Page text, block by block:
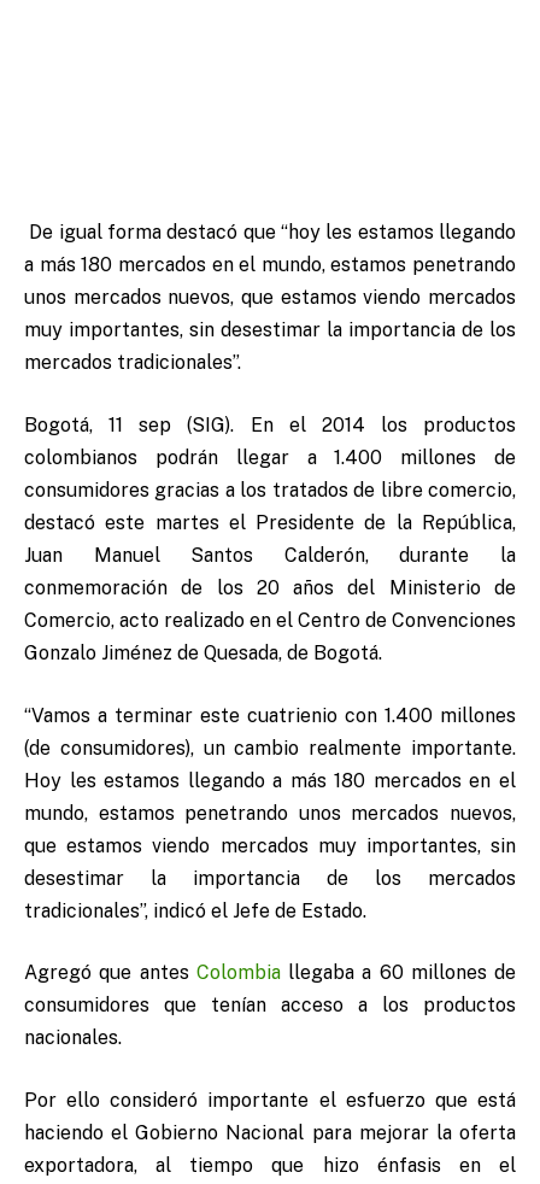
De igual forma destacó que “hoy les estamos llegando
a más 180 mercados en el mundo, estamos penetrando
unos mercados nuevos, que estamos viendo mercados
muy importantes, sin desestimar la importancia de los
mercados tradicionales”.
Bogotá, 11 sep (SIG). En el 2014 los productos
colombianos podrán llegar a 1.400 millones de
consumidores gracias a los tratados de libre comercio,
destacó este martes el Presidente de la República,
Juan Manuel Santos Calderón, durante la
conmemoración de los 20 años del Ministerio de
Comercio, acto realizado en el Centro de Convenciones
Gonzalo Jiménez de Quesada, de Bogotá.
“Vamos a terminar este cuatrienio con 1.400 millones
(de consumidores), un cambio realmente importante.
Hoy les estamos llegando a más 180 mercados en el
mundo, estamos penetrando unos mercados nuevos,
que estamos viendo mercados muy importantes, sin
desestimar la importancia de los mercados
tradicionales”, indicó el Jefe de Estado.
Agregó que antes Colombiallegaba a 60 millones de
consumidores que tenían acceso a los productos
nacionales.
Por ello consideró importante el esfuerzo que está
haciendo el Gobierno Nacional para mejorar la oferta
exportadora, al tiempo que hizo énfasis en el